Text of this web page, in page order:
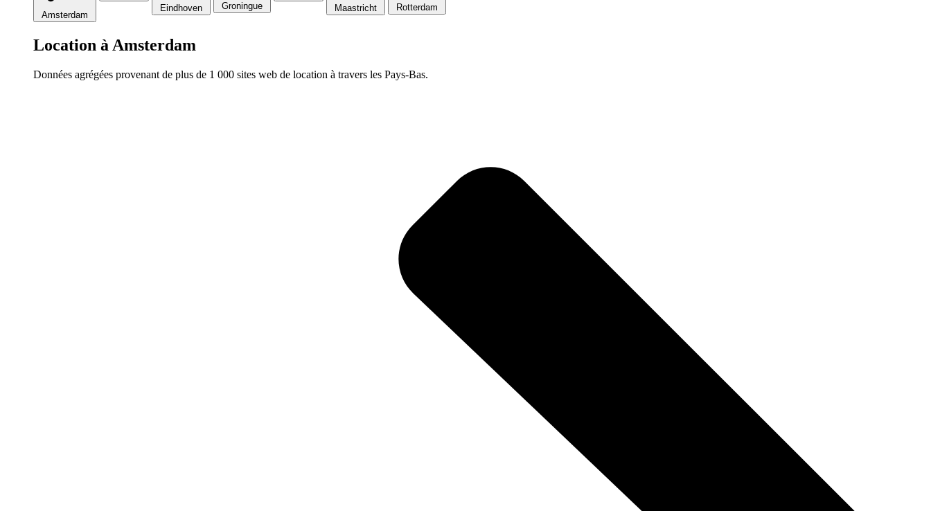
Amsterdam
Eindhoven
Groningue
Maastricht
Rotterdam
Location à Amsterdam
Données agrégées provenant de plus de 1 000 sites web de location à travers les Pays-Bas.